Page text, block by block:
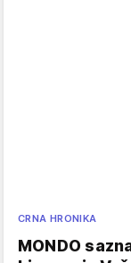
CRNA HRONIKA
MONDO